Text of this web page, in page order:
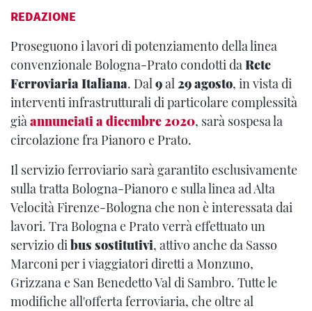
REDAZIONE
Proseguono i lavori di potenziamento della linea
convenzionale Bologna-Prato condotti daRete
Ferroviaria Italiana. Dal9al29 agosto, in vista di
interventi infrastrutturali di particolare complessità
giàannunciati a dicembre 2020, sarà sospesa la
circolazione fra Pianoro e Prato.
Il servizio ferroviario sarà garantito esclusivamente
sulla tratta Bologna-Pianoro e sulla linea ad Alta
Velocità Firenze-Bologna che non è interessata dai
lavori. Tra Bologna e Prato verrà effettuato un
servizio dibus sostitutivi, attivo anche da Sasso
Marconi per i viaggiatori diretti a Monzuno,
Grizzana e San Benedetto Val di Sambro. Tutte le
modifiche all'offerta ferroviaria, che oltre al